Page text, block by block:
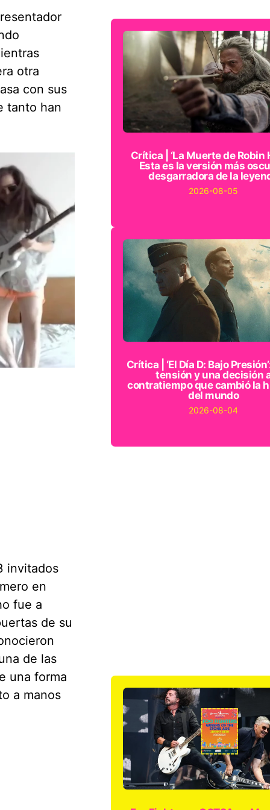
otra
con sus
tanto han
invitados
en
fue a
de su
de las
una forma
a manos
Crítica | ‘La Muerte de Robin
Esta es la versión más
desgarradora de la
2026-08-05
Crítica | ‘El Día D: Bajo
tensión y una decisión
contratiempo que cambió la
del mundo
2026-08-04